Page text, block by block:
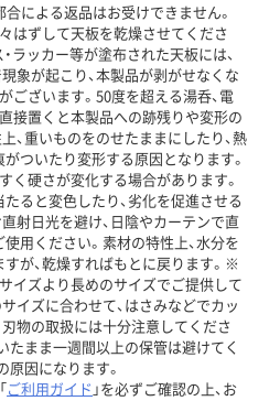
合による返品はお受けできません。
はずして天板を乾燥させてくださ
ラッカー等が塗布された天板には、
象が起こり、本製品が剥がせなくな
ございます。50度を超える湯呑、電
接置くと本製品への跡残りや変形の
、重いものをのせたままにしたり、熱
ついたり変形する原因となります。
く硬さが変化する場合があります。
ると変色したり、劣化を促進させる
射日光を避け、日陰やカーテンで直
用ください。素材の特性上、水分を
が、乾燥すればもとに戻ります。※
イズより長めのサイズでご提供して
イズに合わせて、はさみなどでカッ
物の取扱には十分注意してくださ
たまま一週間以上の保管は避けてく
原因になります。
ご利用ガイド 」を必ずご確認の上、お